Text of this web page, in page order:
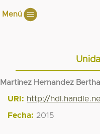
Menú
Martinez Hernandez
URI: http://
Fecha: 2015